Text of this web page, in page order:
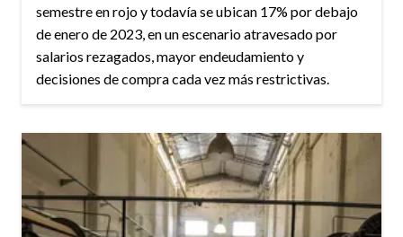
semestre en rojo y todavía se ubican 17% por debajo
de enero de 2023, en un escenario atravesado por
salarios rezagados, mayor endeudamiento y
decisiones de compra cada vez más restrictivas.